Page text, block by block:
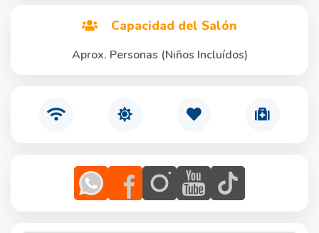
Capacidad del Salón
Aprox. Personas (Niños Incluídos)